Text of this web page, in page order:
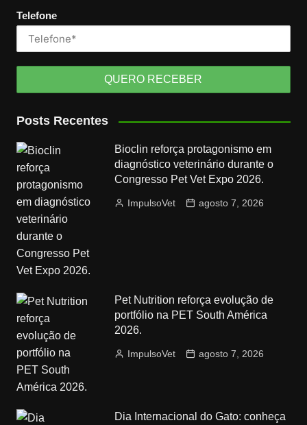
Telefone
Posts Recentes
Bioclin reforça protagonismo em
diagnóstico veterinário durante o
Congresso Pet Vet Expo 2026.
ImpulsoVet agosto 7, 2026
Pet Nutrition reforça evolução de
portfólio na PET South América
2026.
ImpulsoVet agosto 7, 2026
Dia Internacional do Gato: conheça